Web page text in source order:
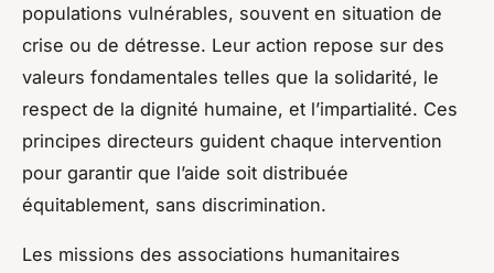
populations vulnérables, souvent en situation de
crise ou de détresse. Leur action repose sur des
valeurs fondamentales telles que la solidarité, le
respect de la dignité humaine, et l’impartialité. Ces
principes directeurs guident chaque intervention
pour garantir que l’aide soit distribuée
équitablement, sans discrimination.
Les missions des associations humanitaires